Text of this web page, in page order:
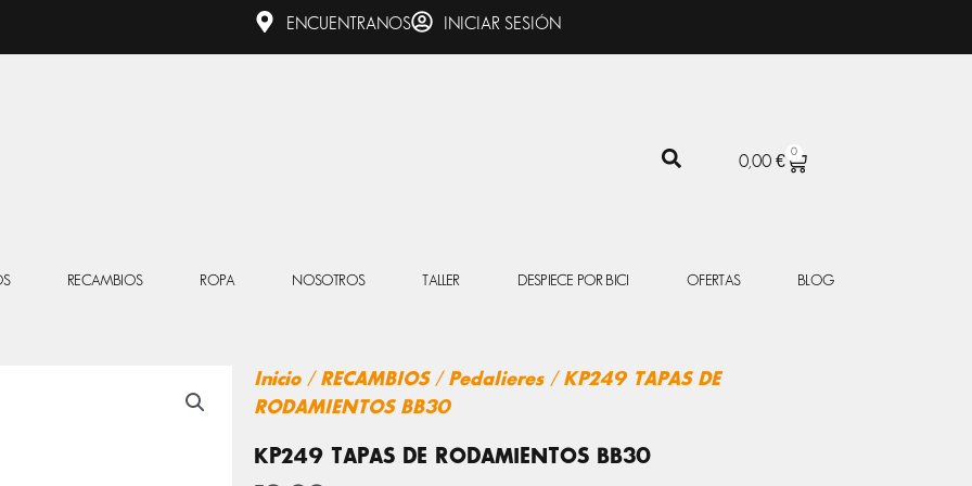
ENCUENTRANOS INICIAR SESIÓN
0,00 €
0
CARRITO
RECAMBIOS ROPA NOSOTROS TALLER DESPIECE POR BICI OFERTAS BLOG
Inicio/ RECAMBIOS/ Pedalieres/ KP249 TAPAS DE
RODAMIENTOS BB30
KP249 TAPAS DE RODAMIENTOS BB30